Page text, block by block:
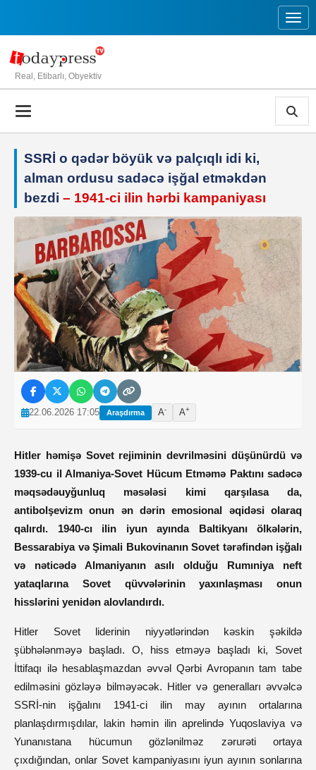
Real, Etibarlı, Obyektiv
SSRİ o qədər böyük və palçıqlı idi ki,
alman ordusu sadəcə işğal etməkdən
bezdi – 1941-ci ilin hərbi kampaniyası
22.06.2026 17:05 Araşdırma A- A+
Hitler həmişə Sovet rejiminin devrilməsini düşünürdü və
1939-cu il Almaniya-Sovet Hücum Etməmə Paktını sadəcə
məqsədəuyğunluq məsələsi kimi qarşılasa da,
antibolşevizm onun ən dərin emosional əqidəsi olaraq
qalırdı. 1940-cı ilin iyun ayında Baltikyanı ölkələrin,
Bessarabiya və Şimali Bukovinanın Sovet tərəfindən işğalı
və nəticədə Almaniyanın asılı olduğu Rumıniya neft
yataqlarına Sovet qüvvələrinin yaxınlaşması onun
hisslərini yenidən alovlandırdı.
Hitler Sovet liderinin niyyətlərindən kəskin şəkildə
şübhələnməyə başladı. O, hiss etməyə başladı ki, Sovet
İttifaqı ilə hesablaşmazdan əvvəl Qərbi Avropanın tam tabe
edilməsini gözləyə bilməyəcək. Hitler və generalları əvvəlcə
SSRİ-nin işğalını 1941-ci ilin may ayının ortalarına
planlaşdırmışdılar, lakin həmin ilin aprelində Yuqoslaviya və
Yunanıstana hücumun gözlənilməz zərurəti ortaya
çıxdığından, onlar Sovet kampaniyasını iyun ayının sonlarına